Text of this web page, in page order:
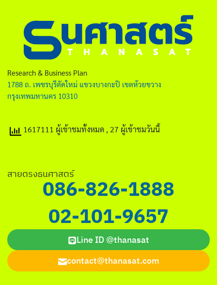
Search
for:
Research & Business Plan
1788 ถ. เพชรบุรีตัดใหม่ แขวงบางกะปิ เขตห้วยขวาง
กรุงเทพมหานคร 10310
1617111 ผู้เข้าชมทั้งหมด , 27 ผู้เข้าชมวันนี้
สายตรงธนศาสตร์
086-826-1888
02-101-9657
Line ID @thanasat
contact@thanasat.com